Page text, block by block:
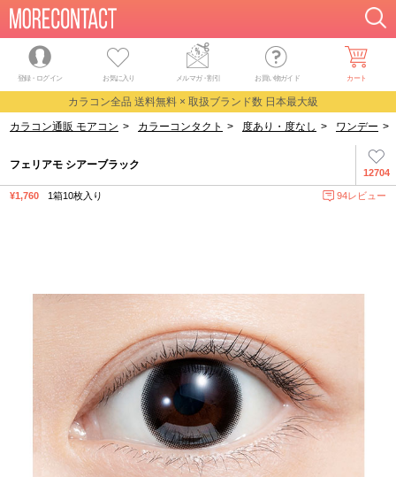
登録・ログイン お気に入り メルマガ・割引 お買い物ガイド カート
カラコン全品 送料無料 × 取扱ブランド数 日本最大級
カラコン通販 モアコン > カラーコンタクト > 度あり・度なし > ワンデー >
12704
フェリアモ シアーブラック
¥1,760 1箱10枚入り 94レビュー